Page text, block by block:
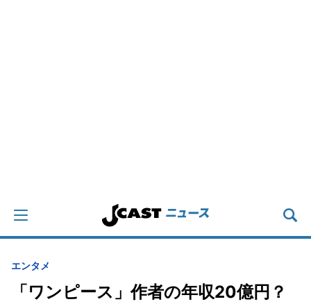
エンタメ
「ワンピース」作者の年収20億円？